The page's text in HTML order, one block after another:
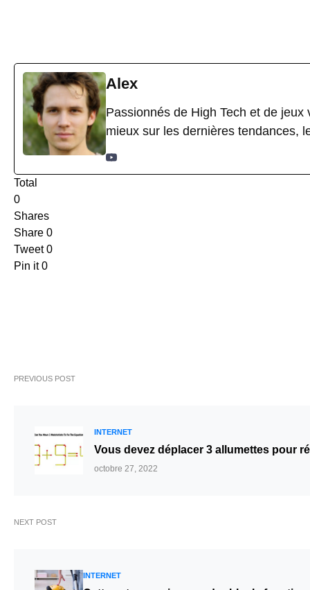
Alex
Passionnés de High Tech et de
mieux sur les dernières tendances,
Total
0
Shares
Share 0
Tweet 0
Pin it 0
PREVIOUS POST
INTERNET
Vous devez déplacer 3 allumettes pour
octobre 27, 2022
NEXT POST
INTERNET